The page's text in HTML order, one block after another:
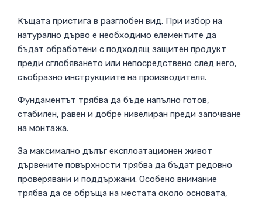
Къщата пристига в разглобен вид. При избор на
натурално дърво е необходимо елементите да
бъдат обработени с подходящ защитен продукт
преди сглобяването или непосредствено след него,
съобразно инструкциите на производителя.
Фундаментът трябва да бъде напълно готов,
стабилен, равен и добре нивелиран преди започване
на монтажа.
За максимално дълъг експлоатационен живот
дървените повърхности трябва да бъдат редовно
проверявани и поддържани. Особено внимание
трябва да се обръща на местата около основата,